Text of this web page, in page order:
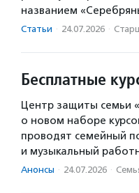
названием
Статьи · 24.07.2026 ·
Бесплатные
Центр защиты семьи
о новом наборе
проводят семейный
и музыкальный
Анонсы · 24.07.2026 ·